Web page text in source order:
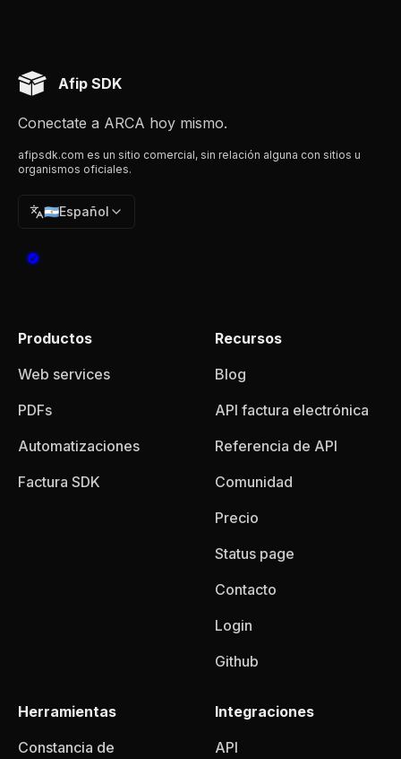
Afip SDK
Conectate a ARCA hoy mismo.
afipsdk.com es un sitio comercial, sin relación alguna con sitios u
organismos oficiales.
🇦🇷Español
Productos
Web services
PDFs
Automatizaciones
Factura SDK
Recursos
Blog
API factura electrónica
Referencia de API
Comunidad
Precio
Status page
Contacto
Login
Github
Herramientas
Constancia de
Integraciones
API